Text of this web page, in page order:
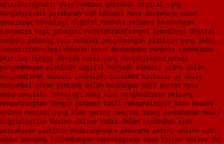
efisienpragmatic play membawa gebrakan digital yang
menginspirasi perubahan dan inovasi masa depanmaju pesat
ekosistem teknologi digital membuka peluang keuntungan
fantastis bagi generasi moderntransformasi teknologi digital
membuka peluang baru melalui pengembangan platform yang lebih
inovatifteknologi modern terus berkembang membuka kesempatan
bernilai tinggi dengan hasil yang menjanjikanstrategi
pengembangan platform digital menjadi fondasi utama dalam
menghadirkan inovasi berkelanjutanrobot berbasis ai mulai
mengambil peran penting dalam membangun kota pintar masa
depanrevolusi teknologi masa kini menghadirkan peluang
menguntungkan dengan potensi hasil maksimaltopik baru kasino
online menjadi yang kian sering mengisi ruang pembahasan media
digital ketika kasino online hadir dalam perubahan arah
percakapan platform modernmembaca fenomena kasino online dari
sudut pandang perkembangan teknologiera baru kasino online dan